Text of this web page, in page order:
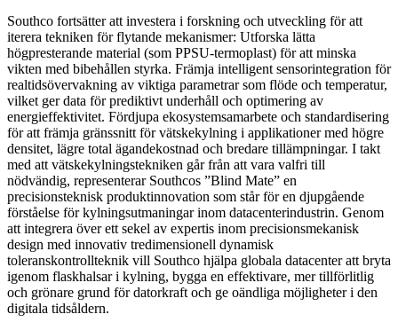
Southco fortsätter att investera i forskning och utveckling för att
iterera tekniken för flytande mekanismer: Utforska lätta
högpresterande material (som PPSU-termoplast) för att minska
vikten med bibehållen styrka. Främja intelligent sensorintegration för
realtidsövervakning av viktiga parametrar som flöde och temperatur,
vilket ger data för prediktivt underhåll och optimering av
energieffektivitet. Fördjupa ekosystemsamarbete och standardisering
för att främja gränssnitt för vätskekylning i applikationer med högre
densitet, lägre total ägandekostnad och bredare tillämpningar. I takt
med att vätskekylningstekniken går från att vara valfri till
nödvändig, representerar Southcos ”Blind Mate” en
precisionsteknisk produktinnovation som står för en djupgående
förståelse för kylningsutmaningar inom datacenterindustrin. Genom
att integrera över ett sekel av expertis inom precisionsmekanisk
design med innovativ tredimensionell dynamisk
toleranskontrollteknik vill Southco hjälpa globala datacenter att bryta
igenom flaskhalsar i kylning, bygga en effektivare, mer tillförlitlig
och grönare grund för datorkraft och ge oändliga möjligheter i den
digitala tidsåldern.